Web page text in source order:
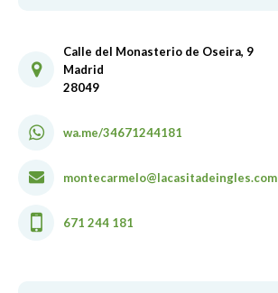
Calle del Monasterio de Oseira, 9
Madrid
28049
wa.me/34671244181
montecarmelo@lacasitadeingles.com
671 244 181